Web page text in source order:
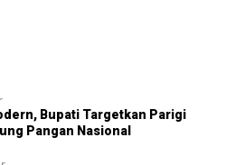
Bupati Targetkan Parigi
Pangan Nasional